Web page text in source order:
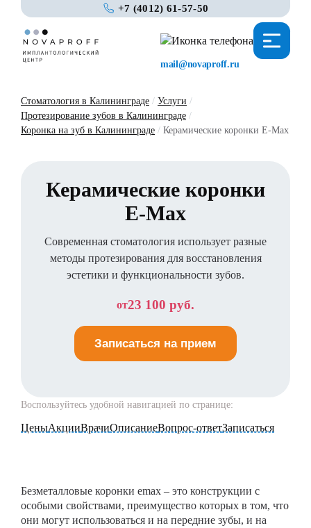
+7 (4012) 61-57-50
mail@novaproff.ru
Стоматология в Калининграде / Услуги /
Протезирование зубов в Калининграде /
Коронка на зуб в Калининграде / Керамические коронки E-Max
Керамические коронки
E-Max
Современная стоматология использует разные
методы протезирования для восстановления
эстетики и функциональности зубов.
от23 100 руб.
Записаться на прием
Воспользуйтесь удобной навигацией по странице:
ЦеныАкцииВрачиОписаниеВопрос-ответЗаписаться
Безметалловые коронки emax – это конструкции с
особыми свойствами, преимущество которых в том, что
они могут использоваться и на передние зубы, и на